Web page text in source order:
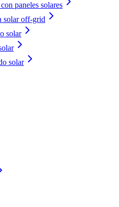
paneles solares
solar off-grid
solar
solar